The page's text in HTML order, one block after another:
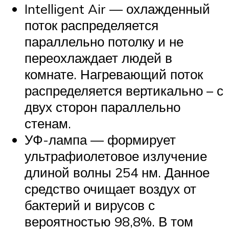
Intelligent Air — охлажденный
поток распределяется
параллельно потолку и не
переохлаждает людей в
комнате. Нагревающий поток
распределяется вертикально – с
двух сторон параллельно
стенам.
УФ-лампа — формирует
ультрафиолетовое излучение
длиной волны 254 нм. Данное
средство очищает воздух от
бактерий и вирусов с
вероятностью 98,8%. В том